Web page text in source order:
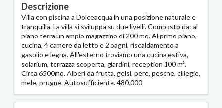
Descrizione
Villa con piscina a Dolceacqua in una posizione naturale e
tranquilla. La villa si sviluppa su due livelli. Composto da: al
piano terra un ampio magazzino di 200 mq. Al primo piano,
cucina, 4 camere da letto e 2 bagni, riscaldamento a
gasolio e legna. All'esterno troviamo una cucina estiva,
solarium, terrazza scoperta, giardini, reception 100 m².
Circa 6500mq. Alberi da frutta, gelsi, pere, pesche, ciliegie,
mele, prugne. Autosufficiente. 480.000